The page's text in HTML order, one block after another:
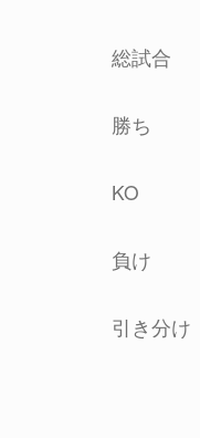
総試合
勝ち
KO
負け
引き分け